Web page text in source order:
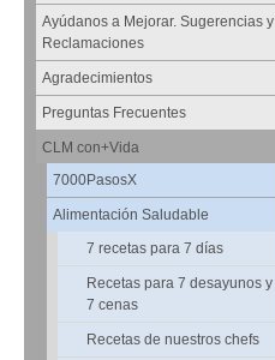
Ayúdanos a Mejorar. Sugerencias y
Reclamaciones
Agradecimientos
Preguntas Frecuentes
CLM con+Vida
7000PasosX
Alimentación Saludable
7 recetas para 7 días
Recetas para 7 desayunos y
7 cenas
Recetas de nuestros chefs